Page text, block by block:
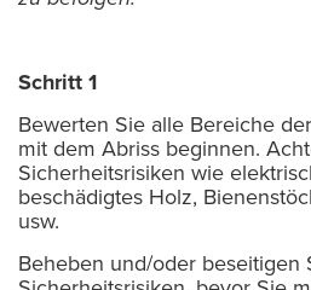
Schritt 1
Bewerten Sie alle Bereiche
mit dem Abriss beginnen.
Sicherheitsrisiken wie
beschädigtes Holz,
usw.
Beheben und/oder beseitigen